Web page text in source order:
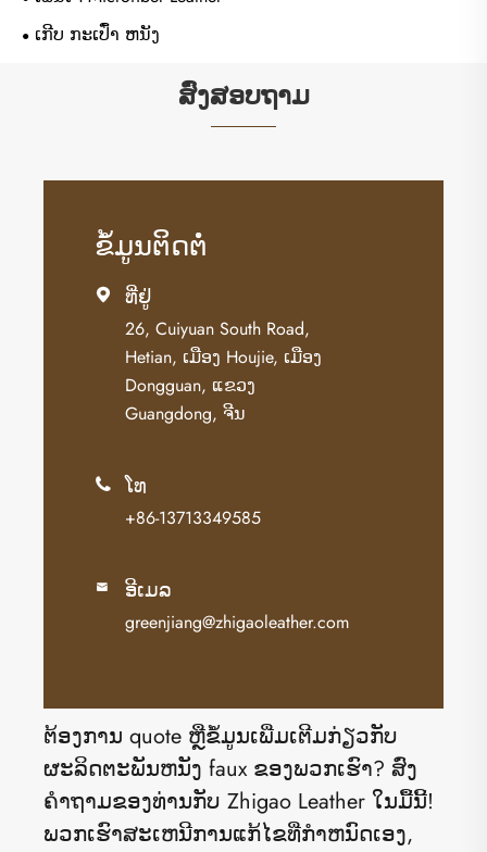
ເກີບ ກະເປົ໋າ ຫນັງ
ສົ່ງສອບຖາມ
ຂໍ້​ມູນ​ຕິດ​ຕໍ່
 ທີ່ຢູ່
26, Cuiyuan South Road,
Hetian, ເມືອງ Houjie, ເມືອງ
Dongguan, ແຂວງ
Guangdong, ຈີນ
 ໂທ
+86-13713349585
 ອີເມລ
greenjiang@zhigaoleather.com
ຕ້ອງການ quote ຫຼືຂໍ້ມູນເພີ່ມເຕີມກ່ຽວກັບ
ຜະລິດຕະພັນຫນັງ faux ຂອງພວກເຮົາ? ສົ່ງ​
ຄໍາ​ຖາມ​ຂອງ​ທ່ານ​ກັບ Zhigao Leather ໃນ​ມື້​ນີ້​!
ພວກເຮົາສະເຫນີການແກ້ໄຂທີ່ກໍາຫນົດເອງ,